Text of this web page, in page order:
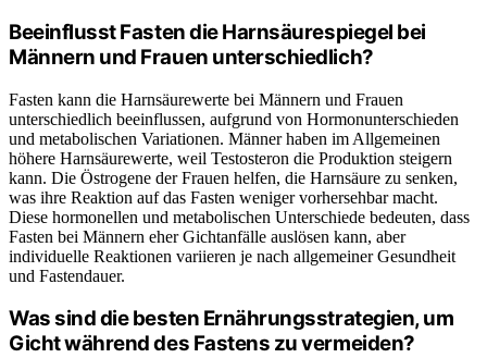
Beeinflusst Fasten die Harnsäurespiegel bei
Männern und Frauen unterschiedlich?
Fasten kann die Harnsäurewerte bei Männern und Frauen
unterschiedlich beeinflussen, aufgrund von Hormonunterschieden
und metabolischen Variationen. Männer haben im Allgemeinen
höhere Harnsäurewerte, weil Testosteron die Produktion steigern
kann. Die Östrogene der Frauen helfen, die Harnsäure zu senken,
was ihre Reaktion auf das Fasten weniger vorhersehbar macht.
Diese hormonellen und metabolischen Unterschiede bedeuten, dass
Fasten bei Männern eher Gichtanfälle auslösen kann, aber
individuelle Reaktionen variieren je nach allgemeiner Gesundheit
und Fastendauer.
Was sind die besten Ernährungsstrategien, um
Gicht während des Fastens zu vermeiden?